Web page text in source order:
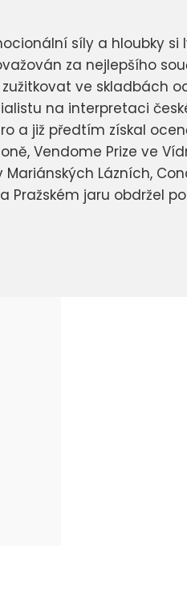
síly a hloubky
za nejlepšího
ve skladbách
na interpretaci
a již předtím získal
Vendome Prize ve
Mariánských Lázních,
Pražském jaru obdržel